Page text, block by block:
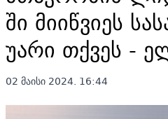
ში მიიწვიეს
უარი თქვეს -
02 მაისი 2024. 16:44